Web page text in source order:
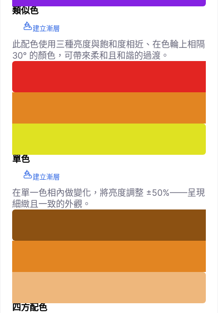
類似色
建立漸層
此配色使用三種亮度與飽和度相近、在色輪上相隔
30° 的顏色，可帶來柔和且和諧的過渡。
單色
建立漸層
在單一色相內做變化，將亮度調整 ±50%——呈現
細緻且一致的外觀。
四方配色